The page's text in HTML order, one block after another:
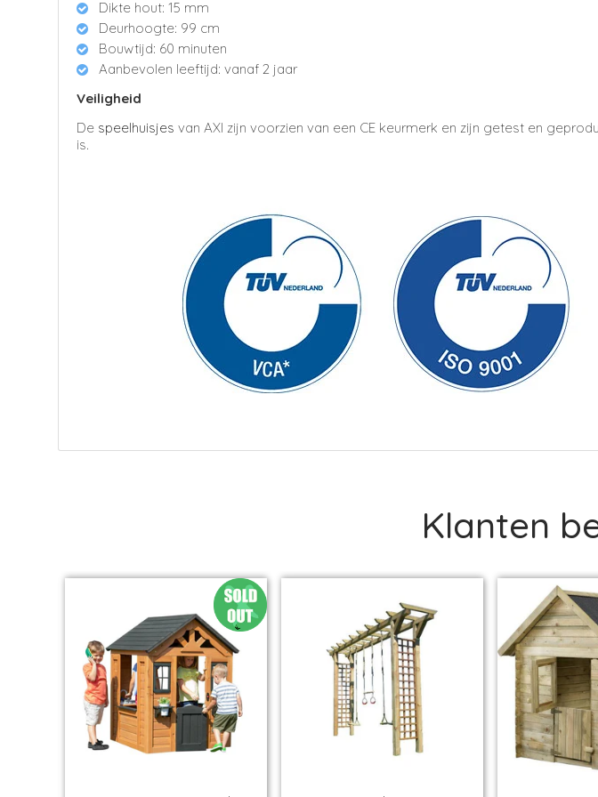
Dikte hout: 15 mm
Deurhoogte: 99 cm
Bouwtijd: 60 minuten
Aanbevolen leeftijd: vanaf 2 jaar
Veiligheid
De speelhuisjes van AXI zijn voorzien van een CE keurmerk en zijn getest en
is.
Klanten